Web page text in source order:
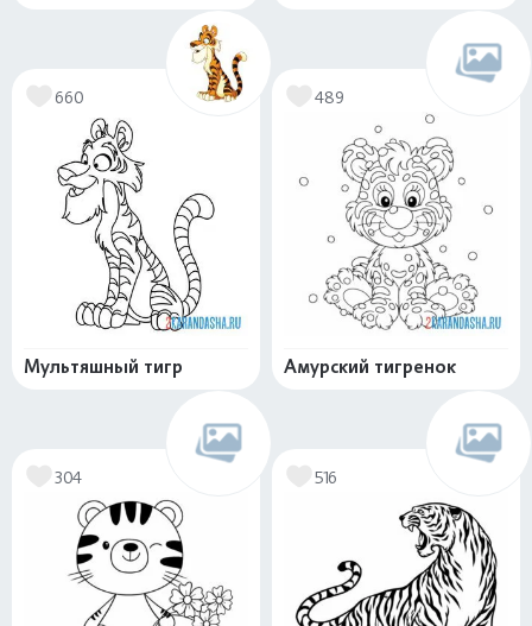
660
Мультяшный тигр
489
Амурский тигренок
304 516